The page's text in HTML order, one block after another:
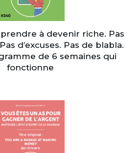
à devenir riche. Pas
d’excuses. Pas de blabla.
de 6 semaines qui
fonctionne